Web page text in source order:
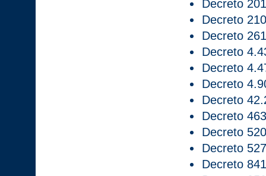
Decreto
Decreto
Decreto
Decreto
Decreto
Decreto
Decreto
Decreto
Decreto
Decreto
Decreto